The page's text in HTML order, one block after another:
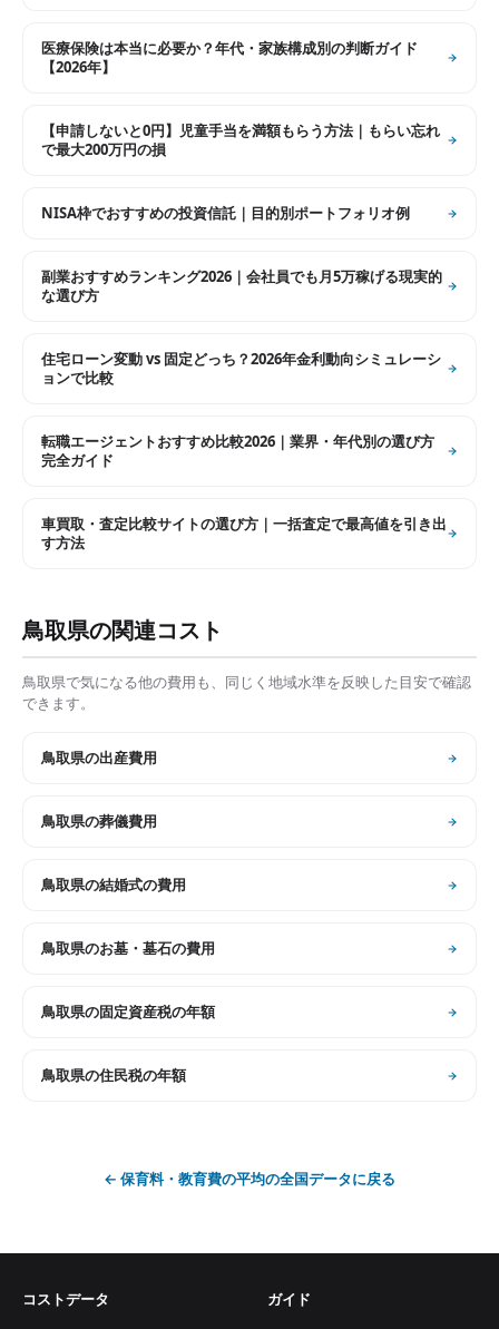
医療保険は本当に必要か？年代・家族構成別の判断ガイド
【2026年】
【申請しないと0円】児童手当を満額もらう方法｜もらい忘れ
で最大200万円の損
NISA枠でおすすめの投資信託｜目的別ポートフォリオ例
副業おすすめランキング2026｜会社員でも月5万稼げる現実的
な選び方
住宅ローン変動 vs 固定どっち？2026年金利動向シミュレーシ
ョンで比較
転職エージェントおすすめ比較2026｜業界・年代別の選び方
完全ガイド
車買取・査定比較サイトの選び方｜一括査定で最高値を引き出
す方法
鳥取県の関連コスト
鳥取県で気になる他の費用も、同じく地域水準を反映した目安で確認
できます。
鳥取県の出産費用
鳥取県の葬儀費用
鳥取県の結婚式の費用
鳥取県のお墓・墓石の費用
鳥取県の固定資産税の年額
鳥取県の住民税の年額
← 保育料・教育費の平均の全国データに戻る
コストデータ ガイド